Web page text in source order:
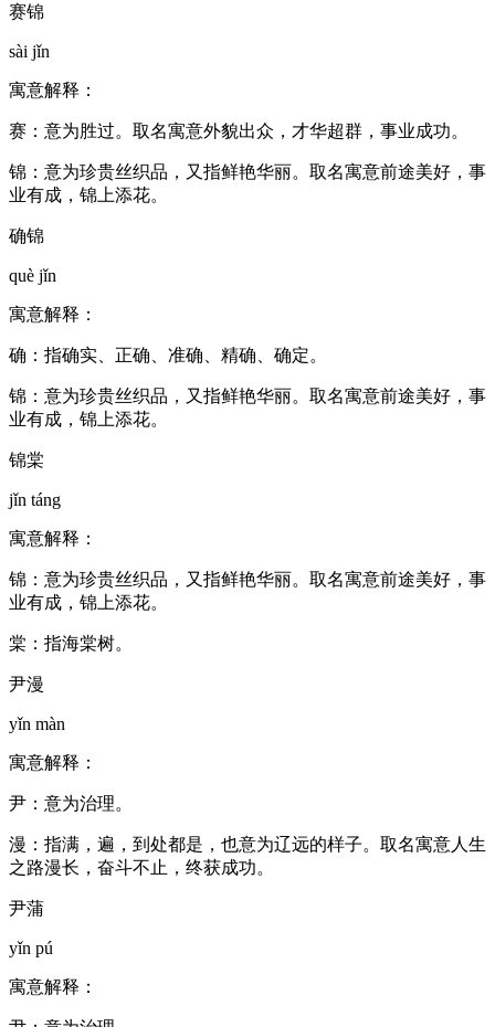
赛锦
sài jǐn
寓意解释：
赛：意为胜过。取名寓意外貌出众，才华超群，事业成功。
锦：意为珍贵丝织品，又指鲜艳华丽。取名寓意前途美好，事
业有成，锦上添花。
确锦
què jǐn
寓意解释：
确：指确实、正确、准确、精确、确定。
锦：意为珍贵丝织品，又指鲜艳华丽。取名寓意前途美好，事
业有成，锦上添花。
锦棠
jǐn táng
寓意解释：
锦：意为珍贵丝织品，又指鲜艳华丽。取名寓意前途美好，事
业有成，锦上添花。
棠：指海棠树。
尹漫
yǐn màn
寓意解释：
尹：意为治理。
漫：指满，遍，到处都是，也意为辽远的样子。取名寓意人生
之路漫长，奋斗不止，终获成功。
尹蒲
yǐn pú
寓意解释：